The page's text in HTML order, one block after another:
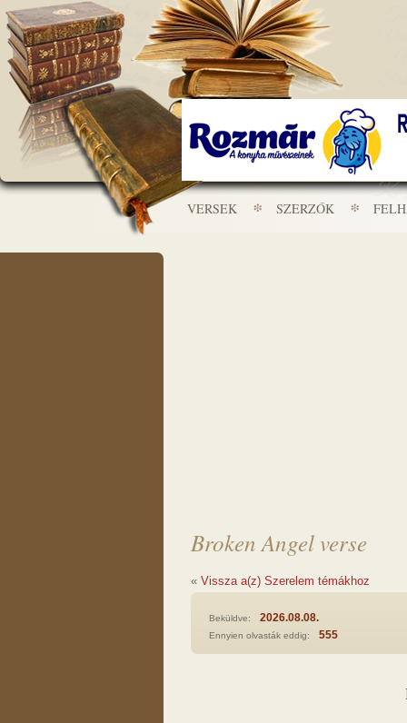
VERSEK SZERZŐK
Broken Angel verse
« Vissza a(z) Szerelem témákhoz
Beküldve: 2026.08.08.
Ennyien olvasták eddig: 555